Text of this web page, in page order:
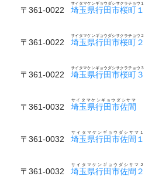
〒361-0022 埼玉県行田市桜町１
サイタマケンギョウダシサクラチョウ１
〒361-0022 埼玉県行田市桜町２
サイタマケンギョウダシサクラチョウ２
〒361-0022 埼玉県行田市桜町３
サイタマケンギョウダシサクラチョウ３
〒361-0032 埼玉県行田市佐間
サイタマケンギョウダシサマ
〒361-0032 埼玉県行田市佐間１
サイタマケンギョウダシサマ１
〒361-0032 埼玉県行田市佐間２
サイタマケンギョウダシサマ２